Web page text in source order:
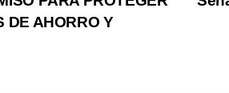
DE AHORRO Y